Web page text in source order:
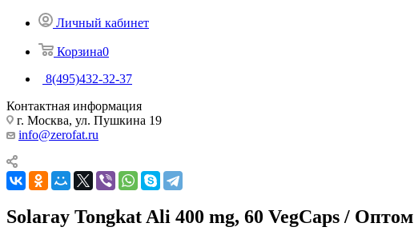
Личный кабинет
Корзина0
8(495)432-32-37
Контактная информация
г. Москва, ул. Пушкина 19
info@zerofat.ru
Solaray Tongkat Ali 400 mg, 60 VegCaps / Оптом